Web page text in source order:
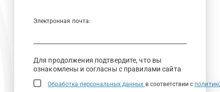
Электронная почта:
Для продолжения подтвердите, что вы
ознакомлены и согласны с правилами сайта
Обработка персональных данных в соответствии с